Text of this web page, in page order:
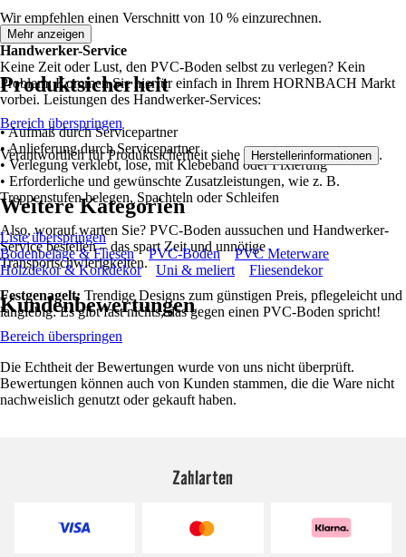
Wir empfehlen einen Verschnitt von 10 % einzurechnen.
Handwerker-Service
Keine Zeit oder Lust, den PVC-Boden selbst zu verlegen? Kein
Problem: Kommen Sie hierfür einfach in Ihrem HORNBACH Markt
vorbei. Leistungen des Handwerker-Services:
• Aufmaß durch Servicepartner
• Anlieferung durch Servicepartner
• Verlegung verklebt, lose, mit Klebeband oder Fixierung
• Erforderliche und gewünschte Zusatzleistungen, wie z. B.
Treppenstufen belegen, Spachteln oder Schleifen
Also, worauf warten Sie? PVC-Boden aussuchen und Handwerker-
Service bestellen – das spart Zeit und unnötige
Transportschwierigkeiten.
Festgenagelt: Trendige Designs zum günstigen Preis, pflegeleicht und
langlebig: Es gibt fast nichts, das gegen einen PVC-Boden spricht!
Mehr anzeigen
Produktsicherheit
Bereich überspringen
Verantwortlich für Produktsicherheit siehe Herstellerinformationen .
Weitere Kategorien
Liste überspringen
Bodenbeläge & Fliesen
PVC-Boden
PVC Meterware
Holzdekor & Korkdekor
Uni & meliert Fliesendekor
Kundenbewertungen
Bereich überspringen
Die Echtheit der Bewertungen wurde von uns nicht überprüft.
Bewertungen können auch von Kunden stammen, die die Ware nicht
nachweislich genutzt oder gekauft haben.
Zahlarten